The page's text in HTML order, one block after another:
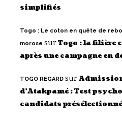
simplifiés
Togo : Le coton en quête de
morose surTogo : la filière
après une campagne en
TOGO REGARD sur
d’Atakpamé : Test
candidats